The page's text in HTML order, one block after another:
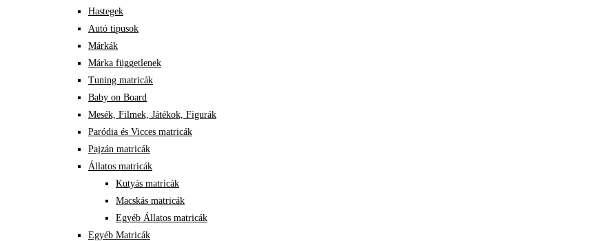
Hastegek
Autó tipusok
Márkák
Márka függetlenek
Tuning matricák
Baby on Board
Mesék, Filmek, Játékok, Figurák
Paródia és Vicces matricák
Pajzán matricák
Állatos matricák
Kutyás matricák
Macskás matricák
Egyéb Állatos matricák
Egyéb Matricák